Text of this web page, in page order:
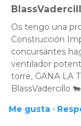
Os tengo una
Construcción
concursantes
ventilador
torre, GANA LA
BlassVadercillo
Me gusta ·